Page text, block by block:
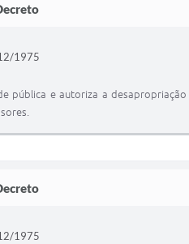
1975
pública e autoriza a
1975